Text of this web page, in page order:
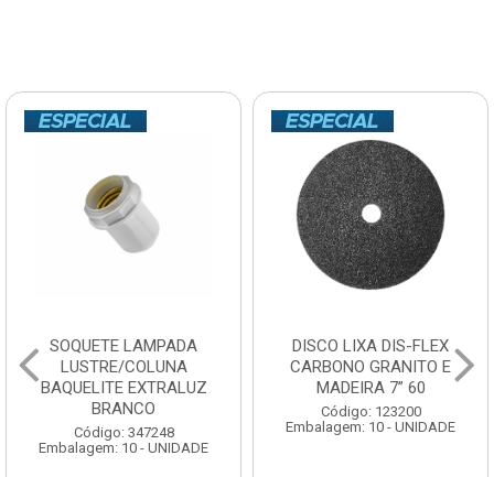
SOQUETE LAMPADA
LUSTRE/COLUNA
BAQUELITE EXTRALUZ
BRANCO
Código: 347248
Embalagem: 10 - UNIDADE
DISCO LIXA DIS-FLEX
CARBONO GRANITO E
MADEIRA 7” 60
Código: 123200
Embalagem: 10 - UNIDADE